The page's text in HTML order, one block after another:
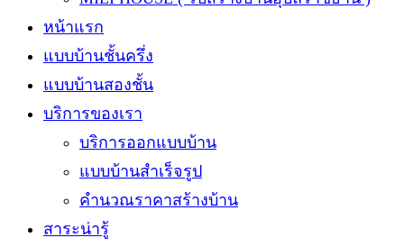
หน้าแรก
แบบบ้านชั้นครึ่ง
แบบบ้านสองชั้น
บริการของเรา
บริการออกแบบบ้าน
แบบบ้านสำเร็จรูป
คำนวณราคาสร้างบ้าน
สาระน่ารู้